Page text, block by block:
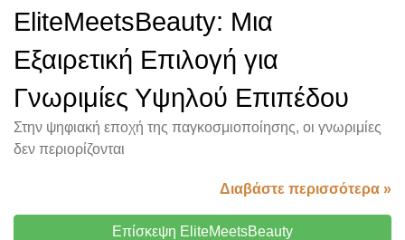
EliteMeetsBeauty: Μια
Εξαιρετική Επιλογή για
Γνωριμίες Υψηλού Επιπέδου
Στην ψηφιακή εποχή της παγκοσμιοποίησης, οι γνωριμίες
δεν περιορίζονται
Διαβάστε περισσότερα »
Επίσκεψη EliteMeetsBeauty